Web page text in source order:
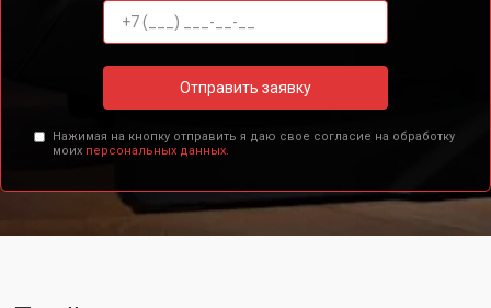
Отправить заявку
Нажимая на кнопку отправить я даю свое согласие на обработку
моих персональных данных.